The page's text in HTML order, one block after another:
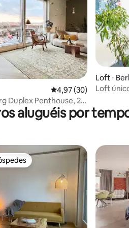
5, 42 avaliações
4,97 de uma
4,97 (30)
Duplex Penthouse, 2
Loft ⋅
Loft
aluguéis por